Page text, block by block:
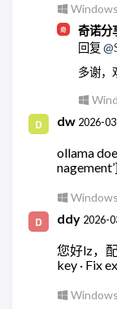
Linux
奇诺分
回复
😄没错
奇诺分
可以试
wodty
有相关
了
奇诺分
回复
多谢，
dw 2026-
ollama
ddy 2026-
您好lz，
key · Fix